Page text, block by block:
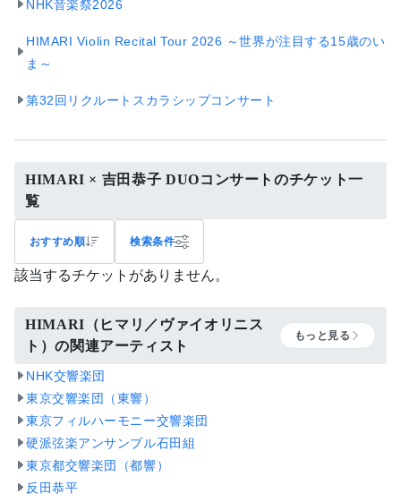
NHK音楽祭2026
HIMARI Violin Recital Tour 2026 ～世界が注目する15歳のい
ま～
第32回リクルートスカラシップコンサート
HIMARI × 吉田恭子 DUOコンサートのチケット一
覧
おすすめ順 検索条件
該当するチケットがありません。
HIMARI（ヒマリ／ヴァイオリニス
ト）の関連アーティスト
もっと見る
NHK交響楽団
東京交響楽団（東響）
東京フィルハーモニー交響楽団
硬派弦楽アンサンブル石田組
東京都交響楽団（都響）
反田恭平